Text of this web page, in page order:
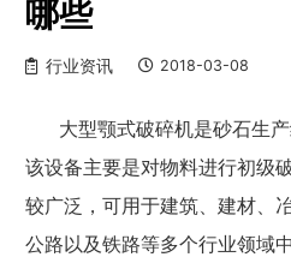
哪些
行业资讯 2018-03-08
大型颚式破碎机是砂石生
该设备主要是对物料进行初级
较广泛，可用于建筑、建材、
公路以及铁路等多个行业领域